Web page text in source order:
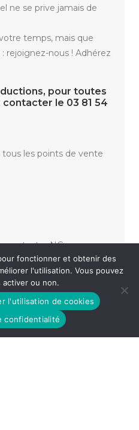
ne se prive jamais de
temps, mais que
rejoignez-nous ! Adhérez
pour toutes
le 03 81 54
tous les points de vente
contacter NG
20 47
2025
DAVID VOINSON
fonctionner et obtenir des
l'utilisation. Vous pouvez
activer ou non.
l'utilisation de cookies
confidentialité